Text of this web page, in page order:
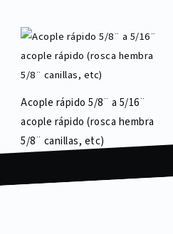
Acople rápido 5/8¨ a 5/16¨
acople rápido (rosca hembra
5/8¨ canillas, etc)